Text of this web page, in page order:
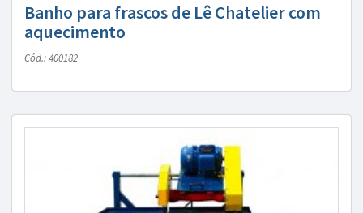
Banho para frascos de Lê Chatelier com
aquecimento
Cód.: 400182